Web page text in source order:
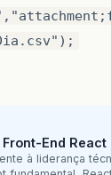
End React
à liderança